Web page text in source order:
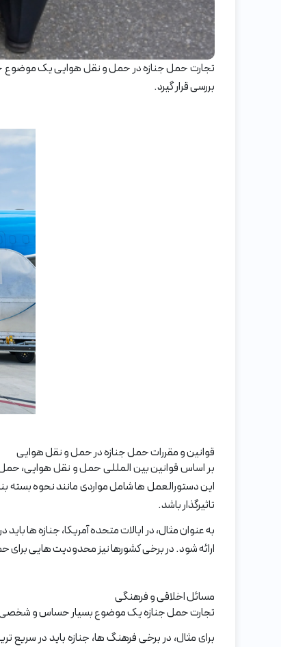
تجارت حمل جنازه در حمل و نقل هوایی یک موضوع
بررسی قرار گیرد.
قوانین و مقررات حمل جنازه در حمل و نقل هوایی
بر اساس قوانین بین المللی حمل و نقل هوایی،
این دستورالعمل ها شامل مواردی مانند نحوه بسته
تاثیرگذار باشد.
به عنوان مثال، در ایالات متحده آمریکا، جنازه ها
ارائه شود. در برخی کشورها نیز محدودیت هایی برای
مسائل اخلاقی و فرهنگی
تجارت حمل جنازه یک موضوع بسیار حساس و شخصی است
برای مثال، در برخی فرهنگ ها، جنازه باید در سریع